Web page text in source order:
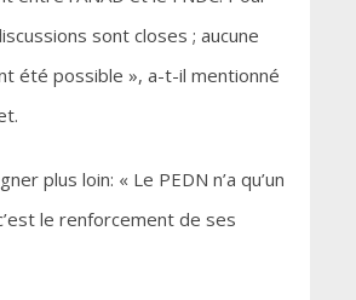
sont closes ; aucune
été possible », a-t-il mentionné
plus loin: « Le PEDN n’a qu’un
le renforcement de ses